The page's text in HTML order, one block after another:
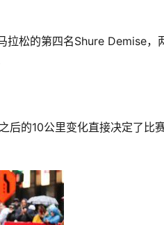
拉松的第四名Shure Demise，
后的10公里变化直接决定了比